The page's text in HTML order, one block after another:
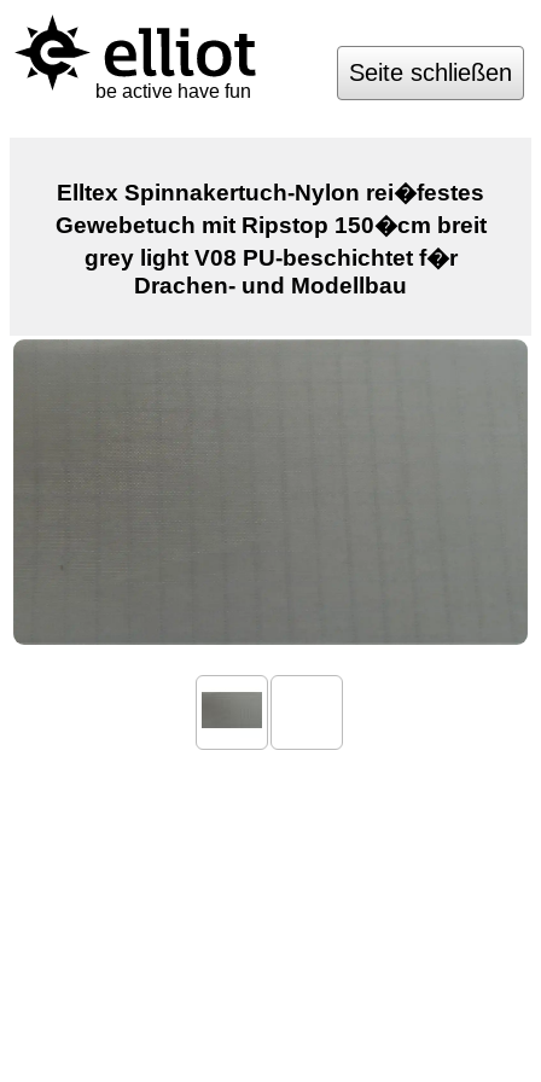
be active have fun
Seite schließen
Elltex Spinnakertuch-Nylon rei�festes
Gewebetuch mit Ripstop 150�cm breit
grey light V08 PU-beschichtet f�r
Drachen- und Modellbau